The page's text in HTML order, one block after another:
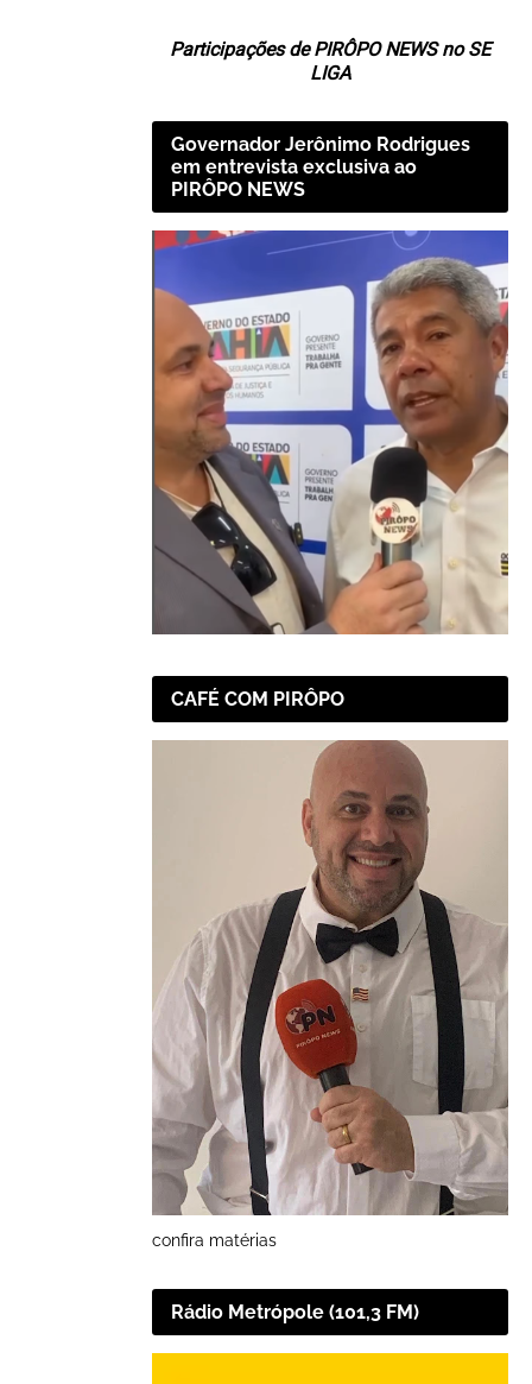
Participações de PIRÔPO NEWS no SE
LIGA
Governador Jerônimo Rodrigues
em entrevista exclusiva ao
PIRÔPO NEWS
CAFÉ COM PIRÔPO
confira matérias
Rádio Metrópole (101,3 FM)